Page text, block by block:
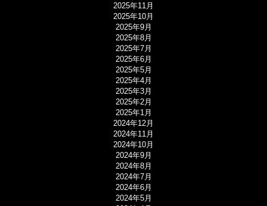
2025年11月
2025年10月
2025年9月
2025年8月
2025年7月
2025年6月
2025年5月
2025年4月
2025年3月
2025年2月
2025年1月
2024年12月
2024年11月
2024年10月
2024年9月
2024年8月
2024年7月
2024年6月
2024年5月